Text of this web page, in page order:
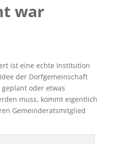
war
ist eine echte Institution
der Dorfgemeinschaft
oder etwas
muss, kommt eigentlich
Gemeinderatsmitglied